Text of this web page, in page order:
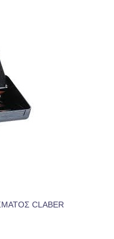
CLABER